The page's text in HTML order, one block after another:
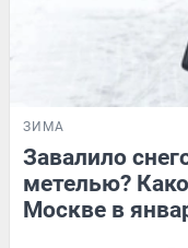
ЗИМА
Завалило
метелью?
Москве в